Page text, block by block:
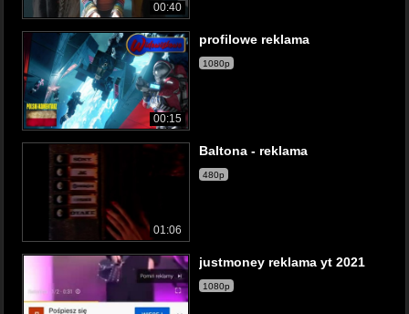
00:40
00:15
profilowe reklama
1080p
01:06
Baltona - reklama
480p
justmoney reklama yt 2021
1080p